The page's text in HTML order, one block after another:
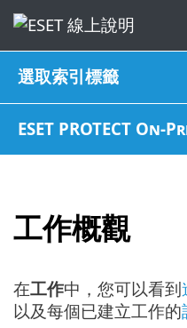
選取索引標籤
ESET PROTECT On-
工作概觀
在工作中，您可以看到
以及每個已建立工作的